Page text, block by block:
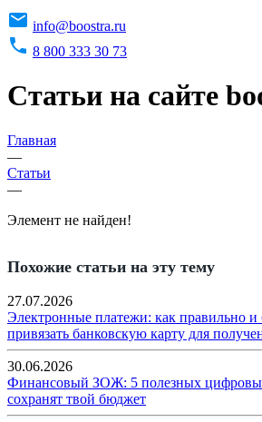
info@boostra.ru
8 800 333 30 73
Статьи на сайте
Главная
—
Статьи
—
Элемент не найден!
Похожие статьи на эту тему
27.07.2026
Электронные платежи: как правильно и
привязать банковскую карту для
30.06.2026
Финансовый ЗОЖ: 5 полезных
сохранят твой бюджет